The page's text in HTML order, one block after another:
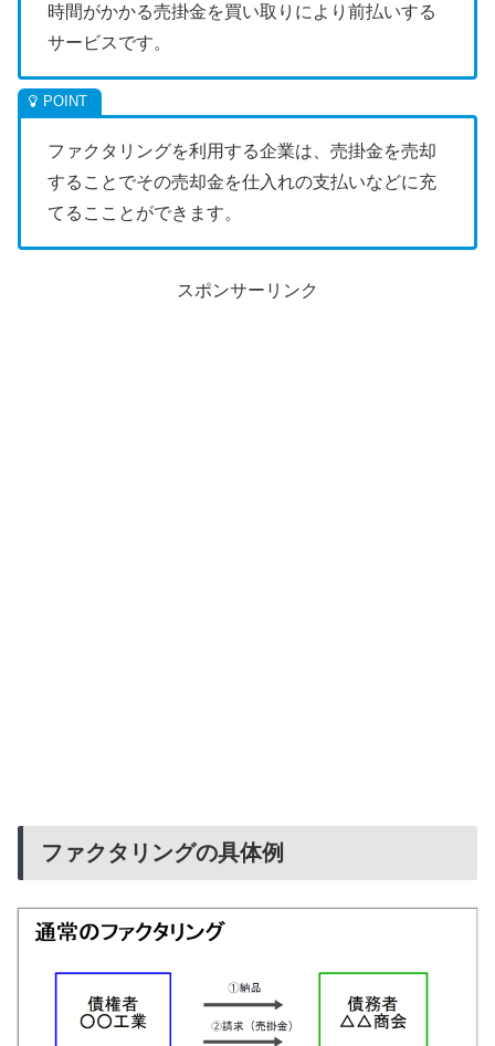
時間がかかる売掛金を買い取りにより前払いする
サービスです。
ファクタリングを利用する企業は、売掛金を売却
することでその売却金を仕入れの支払いなどに充
てるこことができます。
スポンサーリンク
ファクタリングの具体例